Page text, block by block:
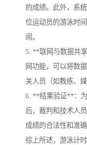
的成绩。此外，系
位运动员的游泳时
阅。
5. **联网与数据共
网功能，可以将数
关人员（如教练、
6. **结果验证**：
后，裁判和技术人
成绩的合法性和准确
综上所述，游泳计